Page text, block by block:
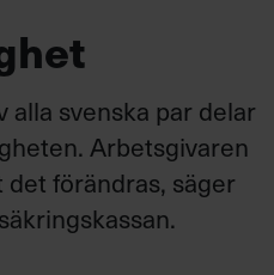
alla svenska par delar
Arbetsgivaren
förändras, säger